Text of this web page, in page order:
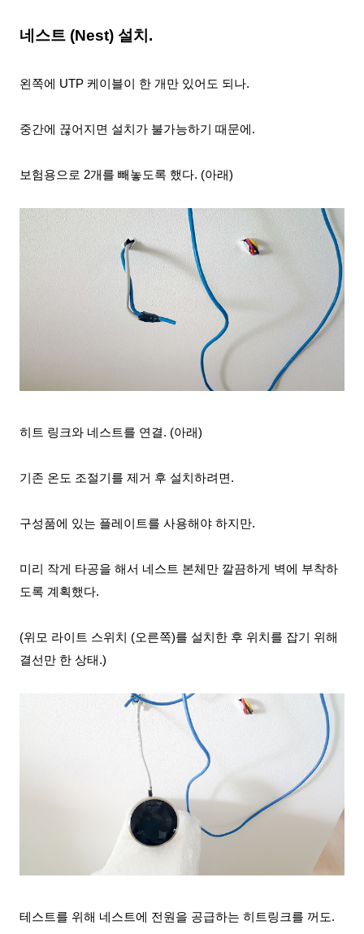
네스트 (Nest) 설치.
왼쪽에 UTP 케이블이 한 개만 있어도 되나.
중간에 끊어지면 설치가 불가능하기 때문에.
보험용으로 2개를 빼놓도록 했다. (아래)
히트 링크와 네스트를 연결. (아래)
기존 온도 조절기를 제거 후 설치하려면.
구성품에 있는 플레이트를 사용해야 하지만.
미리 작게 타공을 해서 네스트 본체만 깔끔하게 벽에 부착하
도록 계획했다.
(위모 라이트 스위치 (오른쪽)를 설치 한 후 위치를 잡기 위해
결선만 한 상태.)
테스트를 위해 네스트에 전원을 공급하는 히트링크를 꺼도.